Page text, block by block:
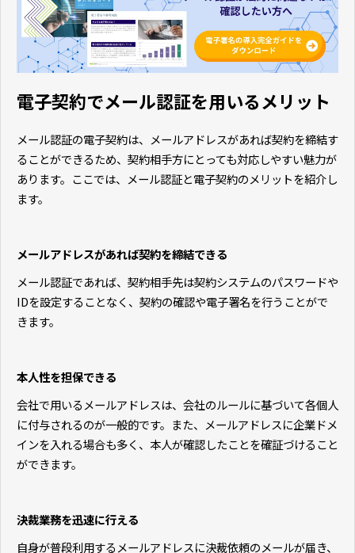
電子契約でメール認証を用いるメリット
メール認証の電子契約は、メールアドレスがあれば契約を締結す
ることができるため、契約相手方にとっても対応しやすい魅力が
あります。ここでは、メール認証と電子契約のメリットを紹介し
ます。
メールアドレスがあれば契約を締結できる
メール認証であれば、契約相手先は契約システムのパスワードや
IDを設定することなく、契約の確認や電子署名を行うことがで
きます。
本人性を担保できる
会社で用いるメールアドレスは、会社のルールに基づいて各個人
に付与されるのが一般的です。また、メールアドレスに企業ドメ
インを入れる場合も多く、本人が確認したことを確証づけること
ができます。
決裁業務を迅速に行える
自身が普段利用するメールアドレスに決裁依頼のメールが届き、